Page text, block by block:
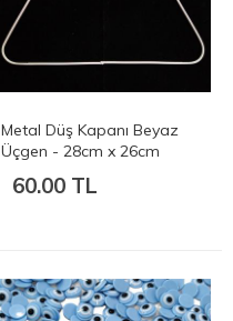
Metal Düş Kapanı Beyaz
Üçgen - 28cm x 26cm
60.00 TL